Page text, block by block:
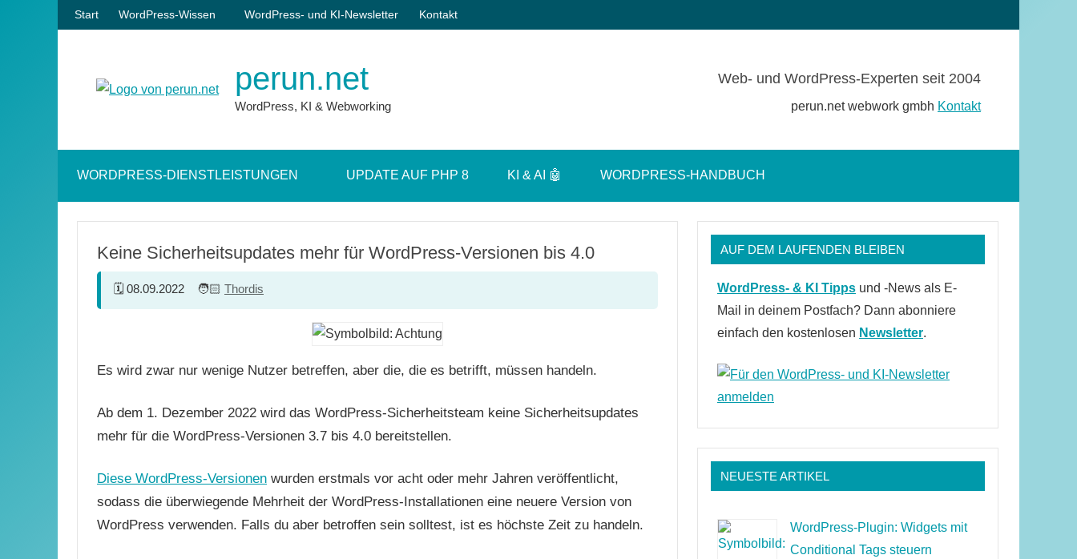
Zum
Inhalt
Start WordPress-Wissen WordPress- und KI-Newsletter Kontakt
perun.net
WordPress, KI & Webworking
Web- und WordPress-Experten seit 2004
perun.net webwork gmbh Kontakt
öffnen
WORDPRESS-DIENSTLEISTUNGEN UPDATE AUF PHP 8 KI & AI 🤖 WORDPRESS-HANDBUCH
Keine Sicherheitsupdates mehr für WordPress-Versionen bis 4.0
08.09.2022 Thordis
Es wird zwar nur wenige Nutzer betreffen, aber die, die es betrifft, müssen handeln.
Ab dem 1. Dezember 2022 wird das WordPress-Sicherheitsteam keine Sicherheitsupdates
mehr für die WordPress-Versionen 3.7 bis 4.0 bereitstellen.
Diese WordPress-Versionen wurden erstmals vor acht oder mehr Jahren veröffentlicht,
sodass die überwiegende Mehrheit der WordPress-Installationen eine neuere Version von
WordPress verwenden. Falls du aber betroffen sein solltest, ist es höchste Zeit zu handeln.
AUF DEM LAUFENDEN BLEIBEN
WordPress- & KI Tipps und -News als E-
Mail in deinem Postfach? Dann abonniere
einfach den kostenlosen Newsletter.
NEUESTE ARTIKEL
WordPress-Plugin: Widgets mit
Conditional Tags steuern